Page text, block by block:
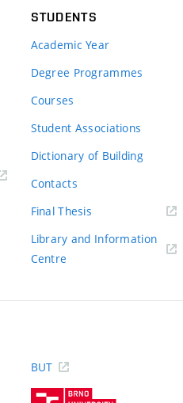
STUDENTS
Academic Year
Degree Programmes
Courses
Student Associations
Dictionary of Building
Contacts
Final Thesis
Library and Information
Centre
BUT